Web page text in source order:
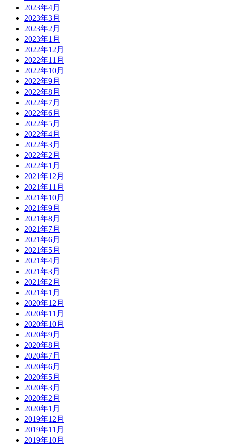
2023年4月
2023年3月
2023年2月
2023年1月
2022年12月
2022年11月
2022年10月
2022年9月
2022年8月
2022年7月
2022年6月
2022年5月
2022年4月
2022年3月
2022年2月
2022年1月
2021年12月
2021年11月
2021年10月
2021年9月
2021年8月
2021年7月
2021年6月
2021年5月
2021年4月
2021年3月
2021年2月
2021年1月
2020年12月
2020年11月
2020年10月
2020年9月
2020年8月
2020年7月
2020年6月
2020年5月
2020年3月
2020年2月
2020年1月
2019年12月
2019年11月
2019年10月